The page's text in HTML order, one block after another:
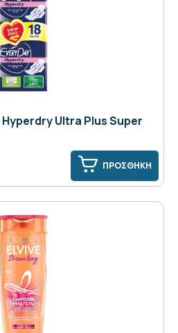
Hyperdry Ultra Plus Super
ΠΡΟΣΘΗΚΗ